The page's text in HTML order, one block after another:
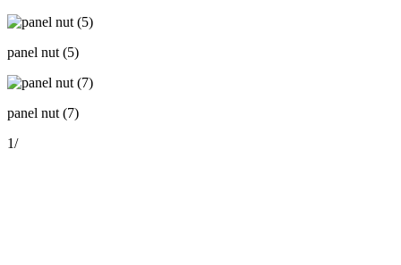
panel nut (5)
panel nut (7)
1/